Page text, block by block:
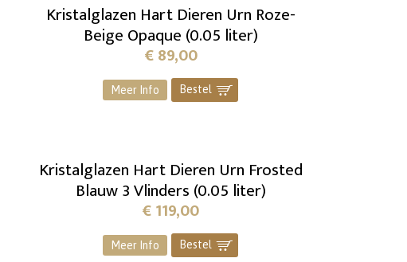
Kristalglazen Hart Dieren Urn Roze-
Beige Opaque (0.05 liter)
€89,00
Meer Info Bestel ]
Kristalglazen Hart Dieren Urn Frosted
Blauw 3 Vlinders (0.05 liter)
€119,00
Meer Info Bestel ]